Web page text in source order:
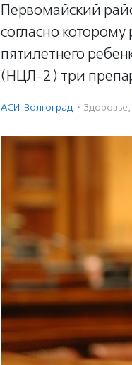
Первомайский
согласно
пятилетнего
(НЦЛ-2) три
АСИ-Волгоград · Здоровье,